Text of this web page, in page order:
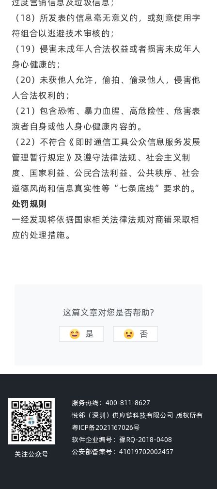
（18）所发表的信息毫无意义的，或刻意使用字
符组合以逃避技术审核的；
（19）侵害未成年人合法权益或者损害未成年人
身心健康的；
（20）未获他人允许，偷拍、偷录他人，侵害他
人合法权利的；
（21）包含恐怖、暴力血腥、高危险性、危害表
演者自身或他人身心健康内容的。
（22）不符合《即时通信工具公众信息服务发展
管理暂行规定》及遵守法律法规、社会主义制
度、国家利益、公民合法利益、公共秩序、社会
道德风尚和信息真实性等“七条底线”要求的。
处罚规则
一经发现将依据国家相关法律法规对商铺采取相
应的处理措施。
这篇文章对您是否帮助?
是
否
关注公众号
服务热线： 400-811-8627
悦邻（深圳）供应链科技有限公司 版权所有
粤ICP备2021167026号
软件企业编号：豫RQ-2018-0408
公安部备案号： 41019702002457